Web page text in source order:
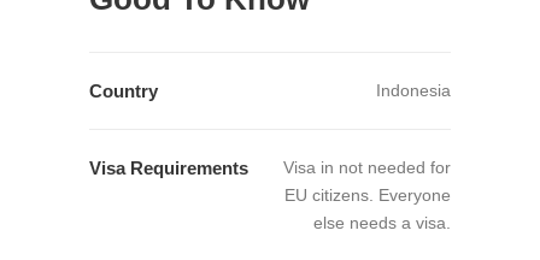
Country Indonesia
Visa Requirements
Visa in not needed for
EU citizens. Everyone
else needs a visa.